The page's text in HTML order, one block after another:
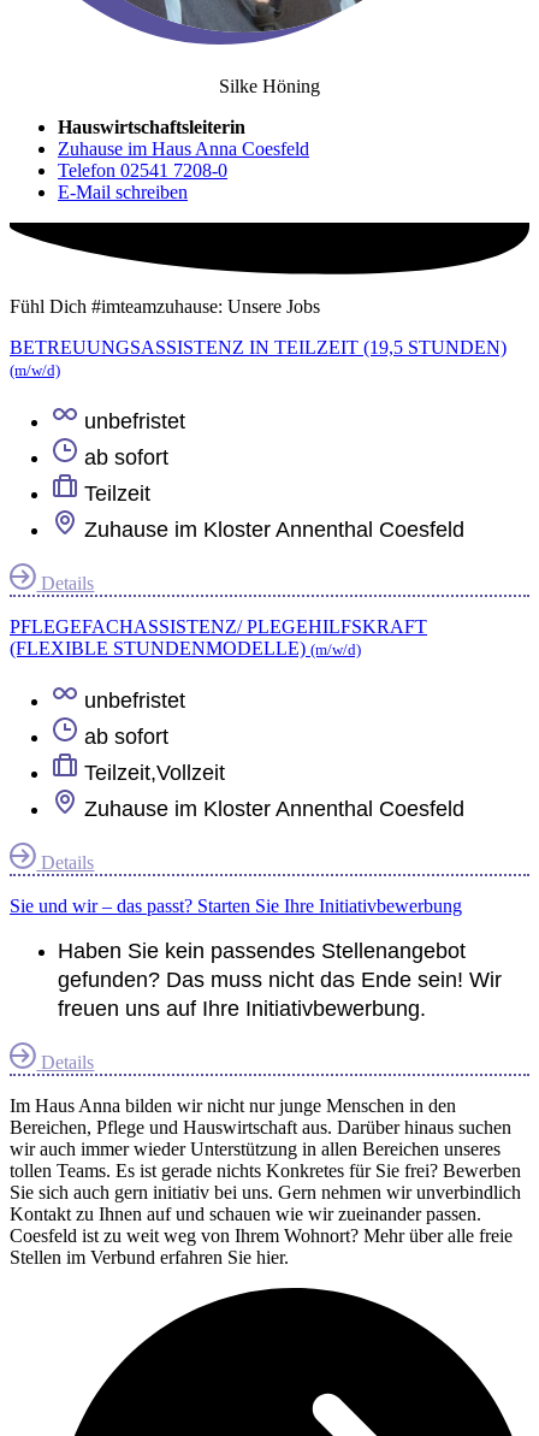
Silke Höning
Hauswirtschaftsleiterin
Zuhause im Haus Anna Coesfeld
Telefon 02541 7208-0
E-Mail schreiben
Fühl Dich #imteamzuhause: Unsere Jobs
BETREUUNGSASSISTENZ IN TEILZEIT (19,5 STUNDEN)
(m/w/d)
unbefristet
ab sofort
Teilzeit
Zuhause im Kloster Annenthal Coesfeld
Details
PFLEGEFACHASSISTENZ/ PLEGEHILFSKRAFT
(FLEXIBLE STUNDENMODELLE) (m/w/d)
unbefristet
ab sofort
Teilzeit,Vollzeit
Zuhause im Kloster Annenthal Coesfeld
Details
Sie und wir – das passt? Starten Sie Ihre Initiativbewerbung
Haben Sie kein passendes Stellenangebot
gefunden? Das muss nicht das Ende sein! Wir
freuen uns auf Ihre Initiativbewerbung.
Details
Im Haus Anna bilden wir nicht nur junge Menschen in den
Bereichen, Pflege und Hauswirtschaft aus. Darüber hinaus suchen
wir auch immer wieder Unterstützung in allen Bereichen unseres
tollen Teams. Es ist gerade nichts Konkretes für Sie frei? Bewerben
Sie sich auch gern initiativ bei uns. Gern nehmen wir unverbindlich
Kontakt zu Ihnen auf und schauen wie wir zueinander passen.
Coesfeld ist zu weit weg von Ihrem Wohnort? Mehr über alle freie
Stellen im Verbund erfahren Sie hier.